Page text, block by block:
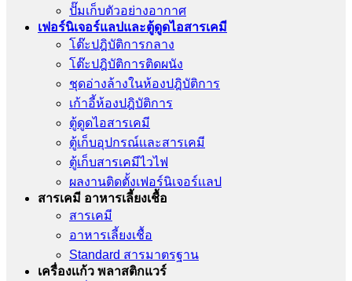
ปั๊มเก็บตัวอย่างอากาศ
เฟอร์นิเจอร์แลปและตู้ดูดไอสารเคมี
โต๊ะปฎิบัติการกลาง
โต๊ะปฎิบัติการติดผนัง
ชุดอ่างล้างในห้องปฎิบัติการ
เก้าอี้ห้องปฎิบัติการ
ตู้ดูดไอสารเคมี
ตู้เก็บอุปกรณ์เเละสารเคมี
ตู้เก็บสารเคมีไวไฟ
ผลงานติดตั้งเฟอร์นิเจอร์เเลป
สารเคมี อาหารเลี้ยงเชื้อ
สารเคมี
อาหารเลี้ยงเชื้อ
Standard สารมาตรฐาน
เครื่องเเก้ว พลาสติกแวร์